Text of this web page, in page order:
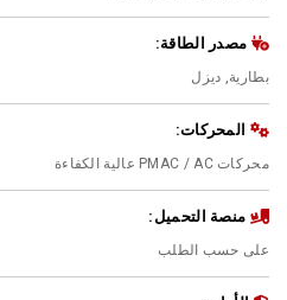
مصدر الطاقة:
بطارية, ديزل
المحركات:
محركات PMAC / AC عالية الكفاءة
منصة التحميل:
على حسب الطلب